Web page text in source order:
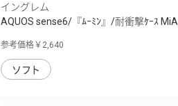
イングレム
AQUOS sense6/『ﾑｰﾐﾝ』/耐衝撃ｹｰｽ MiA
参考価格￥2,640
ソフト